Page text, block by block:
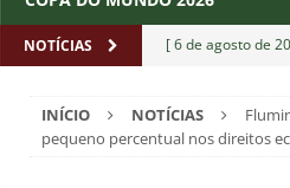
NOTÍCIAS [ 6 de agosto de
[ 6 de agosto de
INÍCIO NOTÍCIAS
pequeno percentual nos direitos